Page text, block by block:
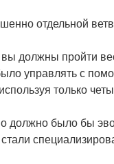
отдельной
должны пройти
управлять с
только
должно было бы